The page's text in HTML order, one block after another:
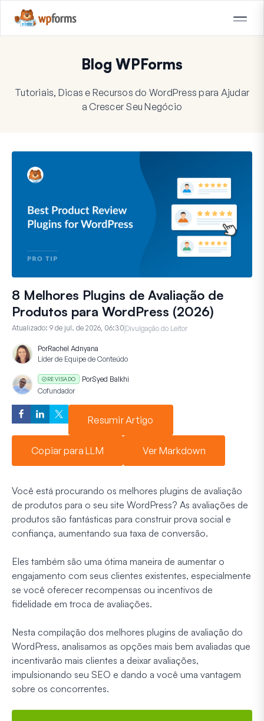
Blog WPForms
Tutoriais, Dicas e Recursos do WordPress para Ajudar
a Crescer Seu Negócio
8 Melhores Plugins de Avaliação de
Produtos para WordPress (2026)
Atualizado: 9 de jul. de 2026, 06:30 Divulgação do Leitor
PorRachel Adnyana
Líder de Equipe de Conteúdo
REVISADO PorSyed Balkhi
Cofundador
Resumir Artigo
Copiar para LLM Ver Markdown
Você está procurando os melhores plugins de avaliação
de produtos para o seu site WordPress? As avaliações de
produtos são fantásticas para construir prova social e
confiança, aumentando sua taxa de conversão.
Eles também são uma ótima maneira de aumentar o
engajamento com seus clientes existentes, especialmente
se você oferecer recompensas ou incentivos de
fidelidade em troca de avaliações.
Nesta compilação dos melhores plugins de avaliação do
WordPress, analisamos as opções mais bem avaliadas que
incentivarão mais clientes a deixar avaliações,
impulsionando seu SEO e dando a você uma vantagem
sobre os concorrentes.